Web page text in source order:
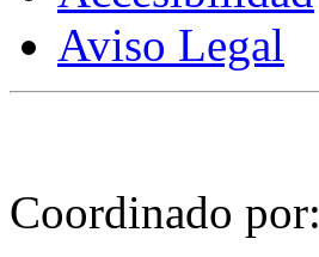
Aviso Legal
Coordinado por: